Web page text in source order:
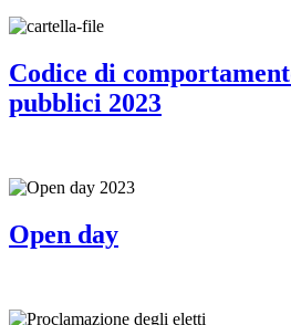
Codice di
pubblici 2023
Open day